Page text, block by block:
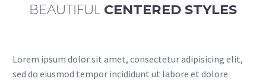
BEAUTIFUL CENTERED STYLES
Lorem ipsum dolor sit amet, consectetur adipisicing elit,
sed do eiusmod tempor incididunt ut labore et dolore